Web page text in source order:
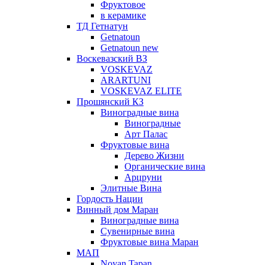
Фруктовое
в керамике
ТД Гетнатун
Getnatoun
Getnatoun new
Воскевазский ВЗ
VOSKEVAZ
ARARTUNI
VOSKEVAZ ELITE
Прошянский КЗ
Виноградные вина
Виноградные
Арт Палас
Фруктовые вина
Дерево Жизни
Органические вина
Арцруни
Элитные Вина
Гордость Нации
Винный дом Маран
Виноградные вина
Сувенирные вина
Фруктовые вина Маран
МАП